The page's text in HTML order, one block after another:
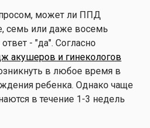
может ли ППД
семь или даже восемь
- "да". Согласно
акушеров и гинекологов
в любое время в
ребенка. Однако чаще
в течение 1-3 недель